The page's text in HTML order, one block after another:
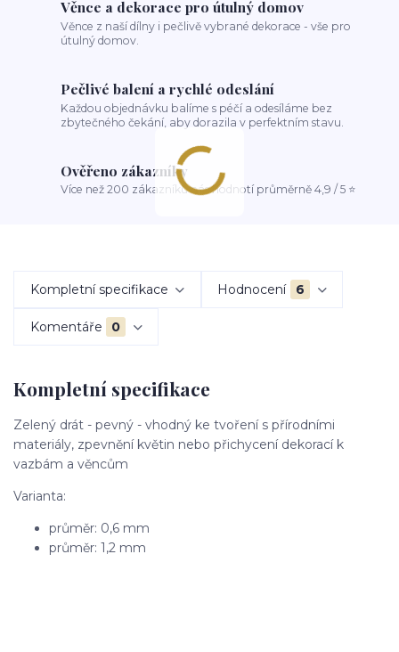
Věnce a dekorace pro útulný domov
Věnce z naší dílny i pečlivě vybrané dekorace - vše pro
útulný domov.
Pečlivé balení a rychlé odeslání
Každou objednávku balíme s péčí a odesíláme bez
zbytečného čekání, aby dorazila v perfektním stavu.
Ověřeno zákazníky
Více než 200 zákazníků nás hodnotí průměrně 4,9 / 5 ⭐
Kompletní specifikace Hodnocení 6
Komentáře 0
Kompletní specifikace
Zelený drát - pevný - vhodný ke tvoření s přírodními
materiály, zpevnění květin nebo přichycení dekorací k
vazbám a věncům
Varianta:
průměr: 0,6 mm
průměr: 1,2 mm